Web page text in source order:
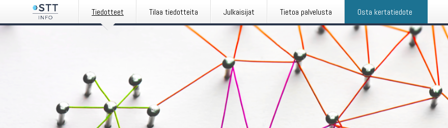
Tiedotteet Tilaa tiedotteita Julkaisijat Tietoa palvelusta Osta kertatiedote